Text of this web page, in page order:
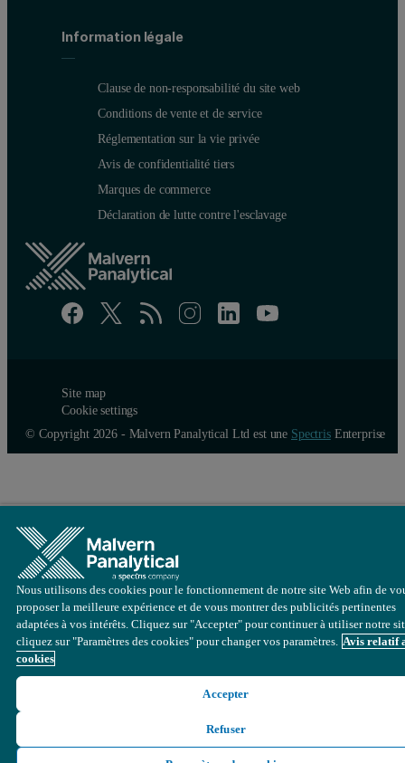
How to read the tables
Coplanar table
Consider the 0001 table on page 4 and the entry for the 0115
Figure 5. Diagram illustrating the angles required for the 0115
Information légale
Clause de non-responsabilité du site web
Conditions de vente et de service
Réglementation sur la vie privée
Avis de confidentialité tiers
Marques de commerce
Déclaration de lutte contre l'esclavage
Site map
Cookie settings
© Copyright 2026 - Malvern Panalytical Ltd est une SpectrisEnterprise
Nous utilisons des cookies pour le fonctionnement de notre site Web afin de
proposer la meilleure expérience et de vous montrer des publicités pertinentes
adaptées à vos intérêts. Cliquez sur "Accepter" pour continuer à utiliser notre
cliquez sur "Paramètres des cookies" pour changer vos paramètres. Avis relatif
cookies
Accepter
Refuser